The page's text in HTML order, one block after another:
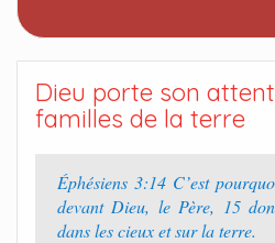
Dieu porte son
familles de la terre
Éphésiens 3:14 C’est
devant Dieu, le Père, 15
dans les cieux et sur la terre.